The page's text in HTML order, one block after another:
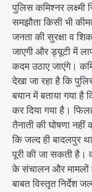
पुलिस कमिश्नर
समझौता किसी भी
जनता की सुरक्षा व
जाएगी और ड्यूटी में
कदम उठाए जाएंगे।
देखा जा रहा है कि
बयान में बताया गया है
कर दिया गया है।
तैनाती की घोषणा नहीं
कि जल्द ही बादलपुर
पूरी की जा सकती है।
के संचालन और मामलों
बाबत विस्तृत निर्देश